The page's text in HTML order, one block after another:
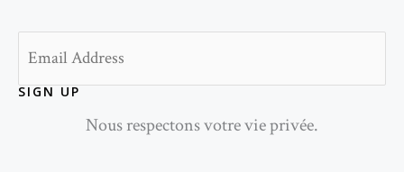
SIGN UP
Nous respectons votre vie privée.